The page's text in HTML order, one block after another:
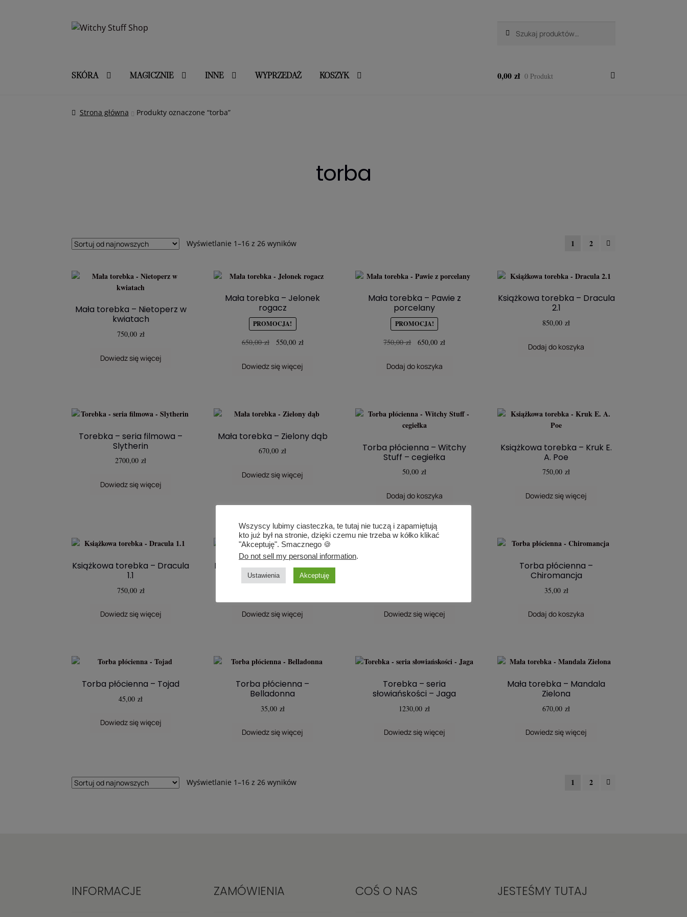
Przejdź
Przejdź
SKÓRA MAGICZNIE INNE WYPRZEDAŻ KOSZYK 0,00 zł 0 Produkt
Strona główna Produkty oznaczone “torba”
torba
Wyświetlanie 1–16 z 26 wynikówPosortowane
1 2
Mała torebka – Nietoperz w
kwiatach
750,00 zł
Dowiedz się więcej
Mała torebka – Jelonek
rogacz
PROMOCJA!
650,00zł
Pierwotna
wynosiła:
550,00 złAktualna
Dowiedz się więcej
Mała torebka – Pawie z
porcelany
PROMOCJA!
750,00zł
Pierwotna
wynosiła:
650,00złAktualna
Dodaj do koszyka
Książkowa torebka – Dracula
2.1
850,00zł
Dodaj do koszyka
Torebka – seria filmowa –
Slytherin
2700,00zł
Dowiedz się więcej
Mała torebka – Zielony dąb
670,00zł
Dowiedz się więcej
Torba płócienna – Witchy
Stuff – cegiełka
50,00zł
Dodaj do koszyka
Książkowa torebka – Kruk E.
A. Poe
750,00zł
Dowiedz się więcej
Książkowa torebka – Dracula
1.1
750,00 zł
Dowiedz się więcej
Książkowa torebka – Dracula
1.0
Dowiedz się więcej Dowiedz się więcej
Torba płócienna –
Chiromancja
35,00 zł
Dodaj do koszyka
Torba płócienna – Tojad
45,00zł
Dowiedz się więcej
Torba płócienna –
Belladonna
35,00 zł
Dowiedz się więcej
Torebka – seria
słowiańskości – Jaga
1230,00zł
Dowiedz się więcej
Mała torebka – Mandala
Zielona
670,00zł
Dowiedz się więcej
Wyświetlanie 1–16 z 26 wynikówPosortowane
1 2
INFORMACJE ZAMÓWIENIA COŚ O NAS JESTEŚMY TUTAJ
Wszyscy lubimy ciasteczka, te tutaj nie tuczą i zapamiętują
kto już był na stronie, dzięki czemu nie trzeba w kółko klikać
"Akceptuję". Smacznego 🍪
Do not sell my personal information.
Ustawienia Akceptuję